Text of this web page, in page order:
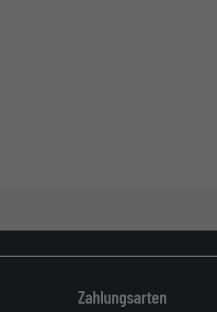
Zahlungsarten